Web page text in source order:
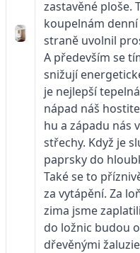
zastavěné ploše.
koupelnám
straně uvolnil
A především se
snižují
je nejlepší
nápad náš
hu a západu nás
střechy. Když je
paprsky do
Také se to
za vytápění. Za
zima jsme
do ložnic budou
dřevěnými